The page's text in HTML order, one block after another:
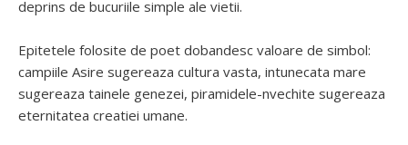
deprins de bucuriile simple ale vietii.
Epitetele folosite de poet dobandesc valoare de simbol:
campiile Asire sugereaza cultura vasta, intunecata mare
sugereaza tainele genezei, piramidele-nvechite sugereaza
eternitatea creatiei umane.